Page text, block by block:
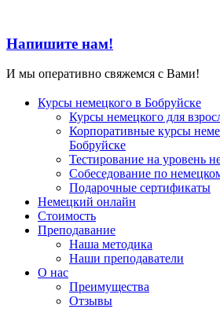
Напишите нам!
И мы оперативно свяжемся с Вами!
Курсы немецкого в Бобруйске
Курсы немецкого для
Корпоративные курсы
Бобруйске
Тестирование на уровень
Собеседование по
Подарочные сертификаты
Немецкий онлайн
Стоимость
Преподавание
Наша методика
Наши преподаватели
О нас
Преимущества
Отзывы